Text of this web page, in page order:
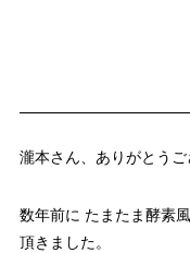
瀧本さん、ありがとうご
数年前に たまたま酵素
頂きました。